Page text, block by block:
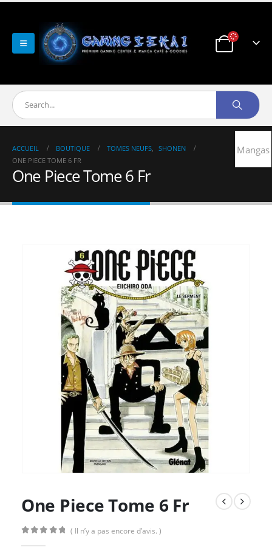
ACCUEIL BOUTIQUE TOMES NEUFS
SHONEN
ONE PIECE TOME 6 FR
One Piece Tome 6 Fr
One Piece Tome 6 Fr
( Il n’y a pas encore d’avis. )
Mangas